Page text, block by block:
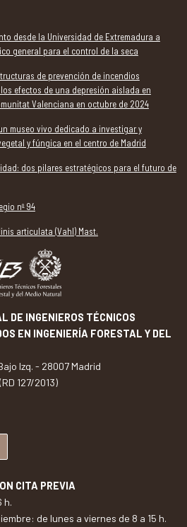
desde la Universidad de Extremadura a
general para el control de la seca
de prevención de incendios
efectos de una depresión aislada en
Valenciana en octubre de 2024
museo vivo dedicado a investigar y
y fúngica en el centro de Madrid
dos pilares estratégicos para el futuro de
nº 94
articulata (Vahl) Mast.
DE INGENIEROS TÉCNICOS
EN INGENIERÍA FORESTAL Y DEL
Izq. - 28007 Madrid
127/2013)
CITA PREVIA
h.
de lunes a viernes de 8 a 15 h.